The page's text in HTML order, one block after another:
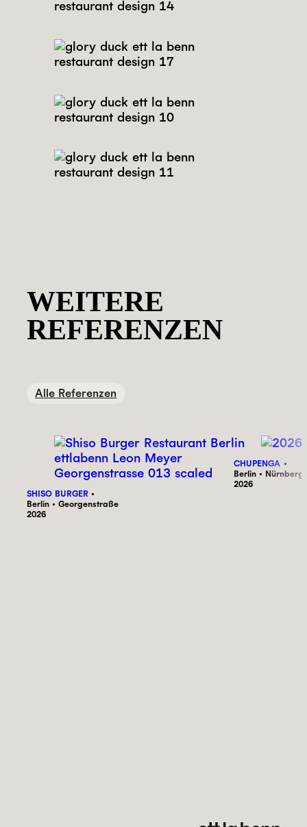
WEITERE
REFERENZEN
Alle Referenzen
SHISO BURGER
Berlin • Georgenstraße
2026
CHUPENGA
Berlin •
2026